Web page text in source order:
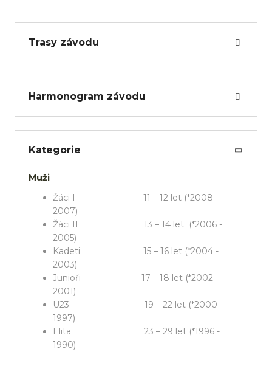
Trasy závodu
Harmonogram závodu
Kategorie
Muži
Žáci I 11 – 12 let (*2008 -
2007)
Žáci II 13 – 14 let (*2006 -
2005)
Kadeti 15 – 16 let (*2004 -
2003)
Junioři 17 – 18 let (*2002 -
2001)
U23 19 – 22 let (*2000 -
1997)
Elita 23 – 29 let (*1996 -
1990)